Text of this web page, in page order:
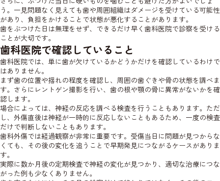
う。一見問題なく見えても歯や周囲組織はダメージを受けている可能性
があり、負担をかけることで状態が悪化することがあります。
歯をぶつけた日は無理をせず、できるだけ早く歯科医院で診察を受ける
ことが大切です。
歯科医院で確認していること
歯科医院では、単に歯が欠けているかどうかだけを確認しているわけで
はありません。
まず歯の位置や揺れの程度を確認し、周囲の歯ぐきや骨の状態を調べま
す。さらにレントゲン撮影を行い、歯の根や顎の骨に異常がないかを確
認します。
場合によっては、神経の反応を調べる検査を行うこともあります。ただ
し、外傷直後は神経が一時的に反応しないこともあるため、一度の検査
だけで判断しないこともあります。
歯科外傷では経過観察が非常に重要です。受傷当日に問題が見つからな
くても、その後の変化を追うことで早期発見につながるケースがありま
す。
実際に数か月後の定期検査で神経の変化が見つかり、適切な治療につな
がった例も少なくありません。